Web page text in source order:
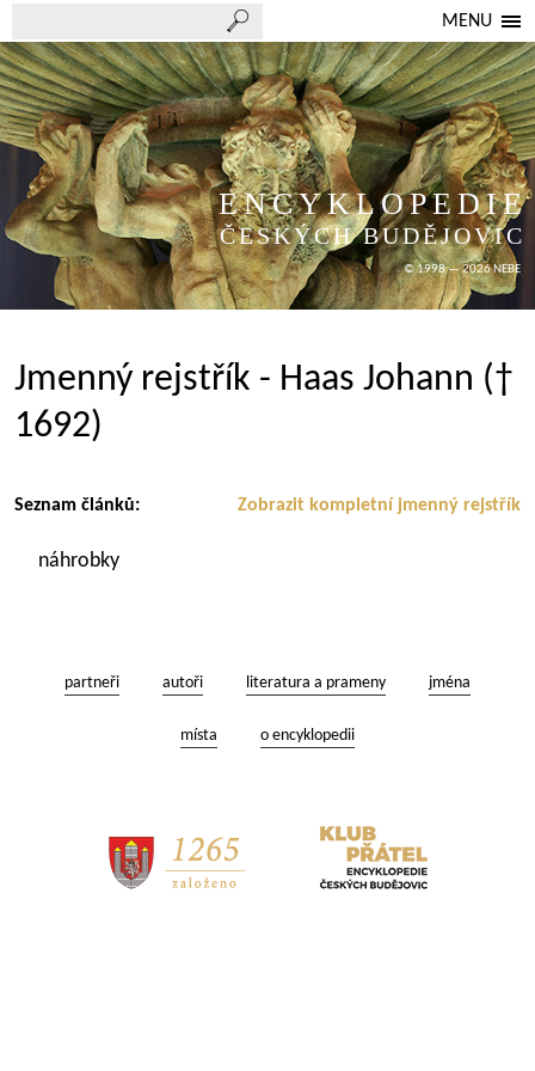
MENU
ENCYKLOPEDIE
ČESKÝCH BUDĚJOVIC
© 1998 — 2026 NEBE
Jmenný rejstřík - Haas Johann (†
1692)
Zobrazit kompletní jmenný rejstřík
Seznam článků:
náhrobky
partneři autoři literatura a prameny jména
místa o encyklopedii